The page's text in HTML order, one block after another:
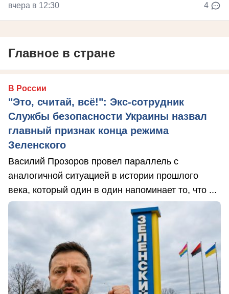
вчера в 12:30 4
Главное в стране
В России
"Это, считай, всё!": Экс-сотрудник
Службы безопасности Украины назвал
главный признак конца режима
Зеленского
Василий Прозоров провел параллель с
аналогичной ситуацией в истории прошлого
века, который один в один напоминает то, что ...